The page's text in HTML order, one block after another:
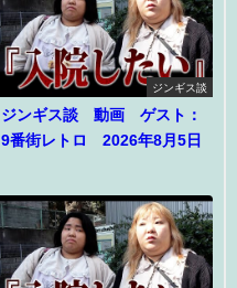
ジンギス談
ジンギス談 動画 ゲスト：
9番街レトロ 2026年8月5日